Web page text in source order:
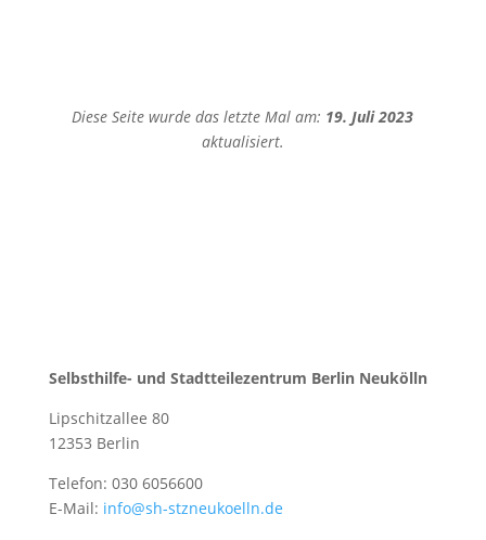
Diese Seite wurde das letzte Mal am: 19. Juli 2023
aktualisiert.
Selbsthilfe- und Stadtteilezentrum Berlin Neukölln
Lipschitzallee 80
12353 Berlin
Telefon: 030 6056600
E-Mail: info@sh-stzneukoelln.de